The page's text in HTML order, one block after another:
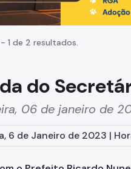
- 1 de 2 resultados.
do
06 de janeiro de
6 de Janeiro de 2023 |